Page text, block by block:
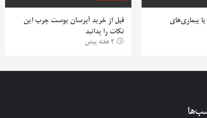
بیماری‌های
قبل از خرید آبرسان پوست چرب این
نکات را بدانید
2 هفته پیش